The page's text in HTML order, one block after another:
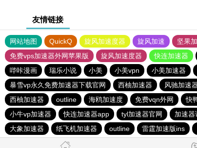
友情链接
网站地图 QuickQ 旋风加速度器 旋风加速 坚果
免费vps加速器外网苹果版
旋风加速度器 快连加速器
哔咔漫画
瑞乐小说 小美 小美vpn 小美加速器
暴雪vp永久免费加速器下载官网
西柚加速器 风驰加速
西柚加速器
outline 海鸥加速度 免费vqn外网 快
小牛vp加速器
快连加速器app tyl加速器官网 加速器
大象加速器
纸飞机加速器 outline 雷霆加速版ins